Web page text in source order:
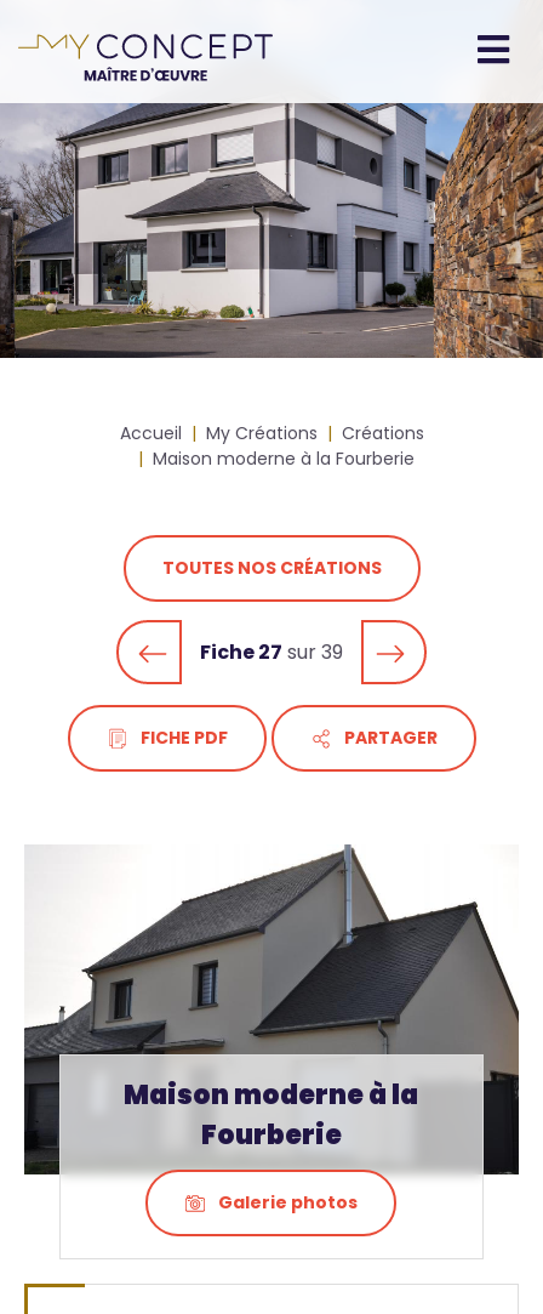
au
principal
principale
Fil
d'Ariane
Accueil My Créations
Créations
Maison moderne à la Fourberie
TOUTES NOS CRÉATIONS
Fiche 27 sur 39
FICHE PDF PARTAGER
Maison moderne à la
Fourberie
Galerie photos